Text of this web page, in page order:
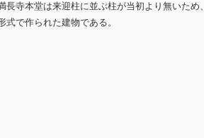
長寺本堂は来迎柱に並ぶ柱が当初より無いた
式で作られた建物である。